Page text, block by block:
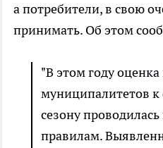
а потребители, в свою
принимать. Об этом
"В этом году оценка
муниципалитетов
сезону
правилам.